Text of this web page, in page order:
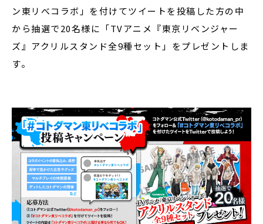
ン東リべコラボ」を付けてツイートを投稿した方の中
から抽選で20名様に「TVアニメ『東京リベンジャー
ズ』アクリルスタンド全9種セット」をプレゼントしま
す。